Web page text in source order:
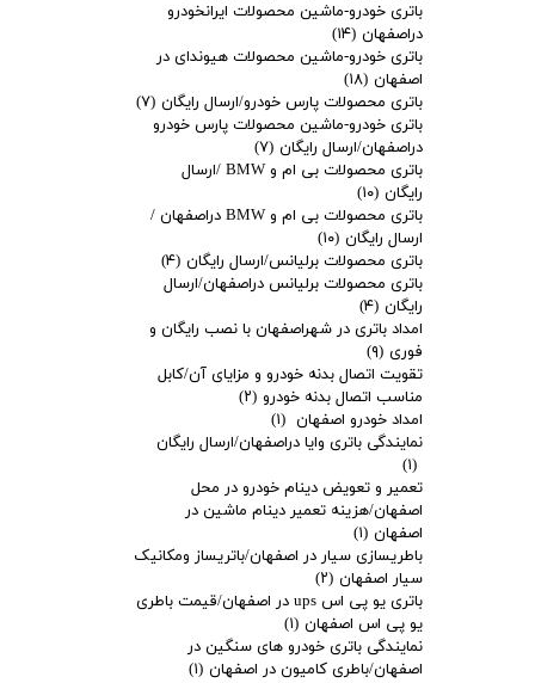
باتری خودرو-ماشین محصولات ایرانخودرو
دراصفهان (۱۴)
باتری خودرو-ماشین محصولات هیوندای در
اصفهان (۱۸)
باتری محصولات پارس خودرو/ارسال رایگان (۷)
باتری خودرو-ماشین محصولات پارس خودرو
دراصفهان/ارسال رایگان (۷)
باتری محصولات بی ام و BMW /ارسال
رایگان (۱۰)
باتری محصولات بی ام و BMW دراصفهان /
ارسال رایگان (۱۰)
باتری محصولات برلیانس/ارسال رایگان (۴)
باتری محصولات برلیانس دراصفهان/ارسال
رایگان (۴)
امداد باتری در شهراصفهان با نصب رایگان و
فوری (۹)
تقویت اتصال بدنه خودرو و مزایای آن/کابل
مناسب اتصال بدنه خودرو (۲)
امداد خودرو اصفهان (۱)
نمایندگی باتری وایا دراصفهان/ارسال رایگان
(۱)
تعمیر و تعویض دینام خودرو در محل
اصفهان/هزینه تعمیر دینام ماشین در
اصفهان (۱)
باطریسازی سیار در اصفهان/باتریساز ومکانیک
سیار اصفهان (۲)
باتری یو پی اس ups در اصفهان/قیمت باطری
یو پی اس اصفهان (۱)
نمایندگی باتری خودرو های سنگین در
اصفهان/باطری کامیون در اصفهان (۱)